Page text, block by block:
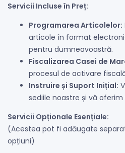
Servicii Incluse în Preț:
Programarea Articolelor:
articole în format
pentru dumneavoastră.
Fiscalizarea Casei de
procesul de activare
Instruire și Suport Inițial:
sediile noastre și vă
Servicii Opționale Esențiale:
(Acestea pot fi adăugate
opțiuni)